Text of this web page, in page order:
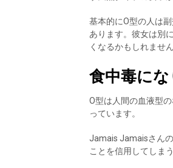
基本的にO型の人は
あります。彼女は別
くなるかもしれません
食中毒に
O型は人間の血液型
っています。
Jamais Jamaisさん
ことを信用してしま